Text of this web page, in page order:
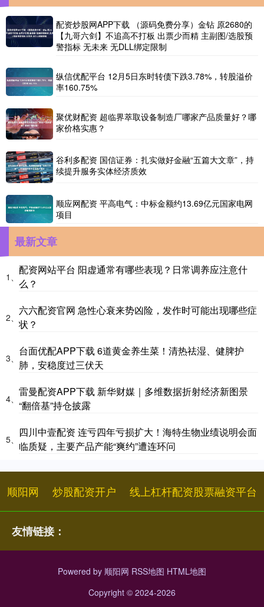
配资炒股网APP下载 （源码免费分享）金钻 原2680的
【九哥六剑】不追高不打板 出票少而精 主副图/选股预
警指标 无未来 无DLL绑定限制
纵信优配平台 12月5日东时转债下跌3.78%，转股溢价
率160.75%
聚优财配资 超临界萃取设备制造厂哪家产品质量好？哪
家价格实惠？
谷利多配资 国信证券：扎实做好金融“五篇大文章”，持
续提升服务实体经济质效
顺应网配资 平高电气：中标金额约13.69亿元国家电网
项目
最新文章
1、
配资网站平台 阳虚通常有哪些表现？日常调养应注意什
么？
2、
六六配资官网 急性心衰来势凶险，发作时可能出现哪些症
状？
3、
台面优配APP下载 6道黄金养生菜！清热祛湿、健脾护
肺，安稳度过三伏天
4、
雷曼配资APP下载 新华财媒｜多维数据折射经济新图景
“翻倍基”持仓披露
5、
四川中壹配资 连亏四年亏损扩大！海特生物业绩说明会面
临质疑，主要产品产能“爽约”遭连环问
顺阳网 炒股配资开户 线上杠杆配资股票融资平台
友情链接：
Powered by 顺阳网 RSS地图 HTML地图
Copyright © 2024-2026